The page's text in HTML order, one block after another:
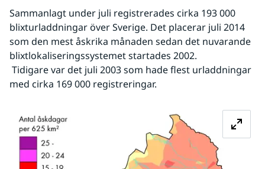
Sammanlagt under juli registrerades cirka 193 000
blixturladdningar över Sverige. Det placerar juli 2014
som den mest åskrika månaden sedan det nuvarande
blixtlokaliseringssystemet startades 2002.
med cirka 169 000 registreringar.